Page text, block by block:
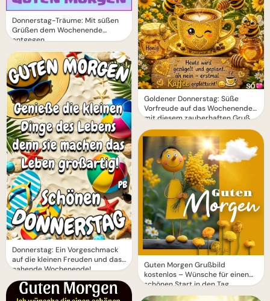
Donnerstag-Träume: Mit süßen
Grüßen dem Wochenende
entgegen
Donnerstag: Ein Vorgeschmack
auf die kleinen Freuden und das
nahende Wochenende!
Goldener Donnerstag: Süße
Vorfreude auf das Wochenende
mit diesem zauberhaften Gruß
Guten Morgen Grußbild
kostenlos – Wünsche für einen
schönen Start in den Tag